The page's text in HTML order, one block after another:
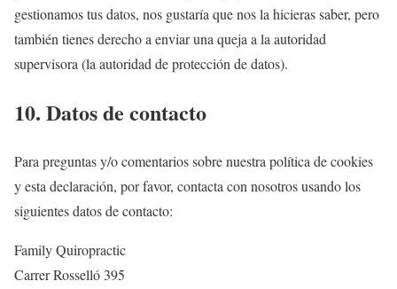
gestionamos tus datos, nos gustaría que nos la hicieras saber, pero
también tienes derecho a enviar una queja a la autoridad
supervisora (la autoridad de protección de datos).
10. Datos de contacto
Para preguntas y/o comentarios sobre nuestra política de cookies
y esta declaración, por favor, contacta con nosotros usando los
siguientes datos de contacto:
Family Quiropractic
Carrer Rosselló 395